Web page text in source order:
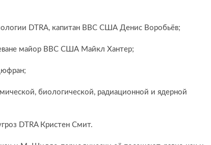
DTRA, капитан ВВС США Денис Воробьёв;
майор ВВС США Майкл Хантер;
биологической, радиационной и ядерной
DTRA Кристен Смит.